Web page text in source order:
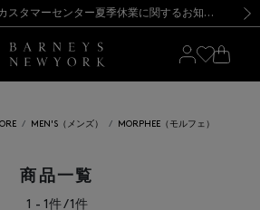
新規登録のお客様も対象！＜MY BARNEYS＞会員のお客様は11,000円（税込）以上のお買上げで常時送料無料！お買い物の際は会員登録を！
出荷一時停止のお知らせ】(2026.8.7) 【オンラインストア カスタマーセンター夏季休業に関するお知らせ】（2026.8.7）
【夏季休業に伴う返品・交換承り一時停止のお知らせ】（2026.8.5）
震の影響によるお荷物のお届けについて
SALEのご案内・ご注意事項 新規登録のお客様も対象！＜MY BARNEYS＞会員のお客様は11,000円（税込）以上のお買上げで常時送料無料！お買い物の際は会員登録を！
出荷一時停止のお知らせ】(2026.8.7)
MEN'S（メンズ） MORPHEE（モルフェ）
商品一覧
1 - 1件 / 1件